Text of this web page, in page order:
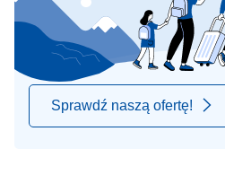
Sprawdź naszą ofertę!